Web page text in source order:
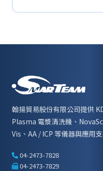
翰揚貿易股份有限公司提供
Plasma 電漿清洗機、
Vis、AA / ICP 等儀器與應用支
04-2473-7828
04-2473-7829